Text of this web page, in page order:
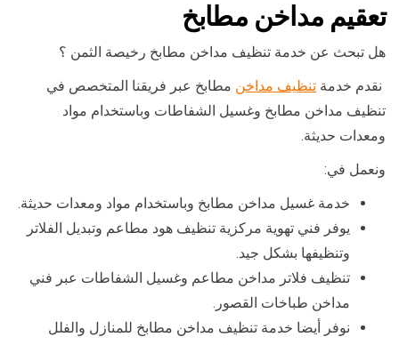
تعقيم مداخن مطابخ
هل تبحث عن خدمة تنظيف مداخن مطابخ رخيصة الثمن ؟
نقدم خدمة تنظيف مداخن مطابخ عبر فريقنا المتخصص في
تنظيف مداخن مطابخ وغسيل الشفاطات وباستخدام مواد
ومعدات حديثة.
ونعمل في:
خدمة غسيل مداخن مطابخ وباستخدام مواد ومعدات حديثة.
يوفر فني تهوية مركزية تنظيف هود مطاعم وتبديل الفلاتر
وتنظيفها بشكل جيد.
تنظيف فلاتر مداخن مطاعم وغسيل الشفاطات عبر فني
مداخن طباخات القصور.
نوفر أيضا خدمة تنظيف مداخن مطابخ للمنازل والفلل